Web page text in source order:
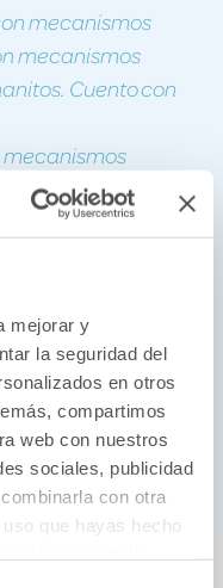
mejorar y
la seguridad del
en otros
compartimos
web con nuestros
sociales, publicidad
con otra
que hayas hecho
mecanismos
mecanismos
Cuento con
mecanismos
Cuento con
mecanismos
con